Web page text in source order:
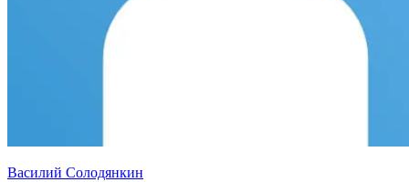
Василий Солодянкин